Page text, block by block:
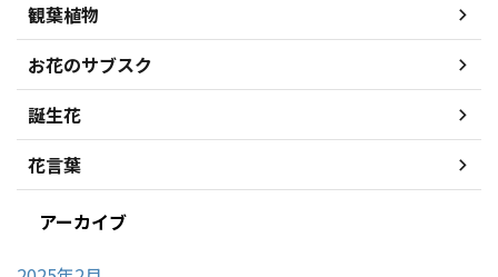
観葉植物
お花のサブスク
誕生花
花言葉
アーカイブ